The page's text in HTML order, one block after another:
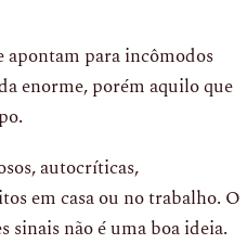
apontam para incômodos
enorme, porém aquilo que
autocríticas,
em casa ou no trabalho. O
sinais não é uma boa ideia.